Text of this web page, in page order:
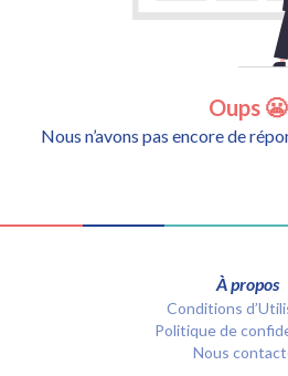
Oups 😬
Nous n’avons pas encore de
À propos
Conditions
Politique de
Nous